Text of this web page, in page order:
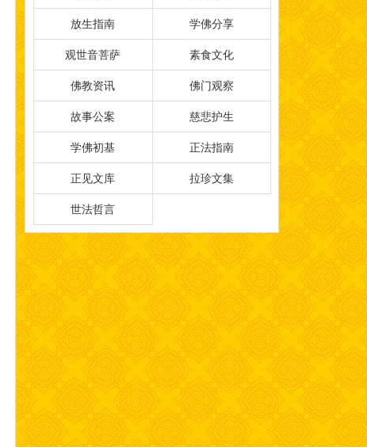
放生指南 学佛分享
观世音菩萨 素食文化
佛教资讯 佛门观察
故事公案 慈悲护生
学佛初基 正法指南
正见文库 拉珍文集
世法哲言